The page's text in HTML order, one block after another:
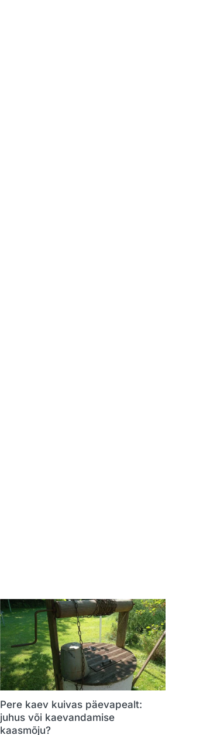
Pere kaev kuivas päevapealt:
juhus või kaevandamise
kaasmõju?